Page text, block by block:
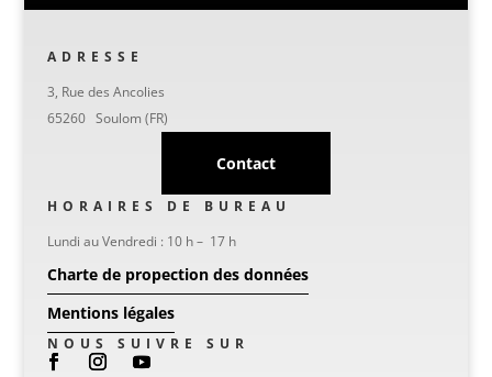
ADRESSE
3, Rue des Ancolies
65260 Soulom (FR)
Contact
HORAIRES DE BUREAU
Lundi au Vendredi : 10 h – 17 h
Charte de propection des données
Mentions légales
NOUS SUIVRE SUR